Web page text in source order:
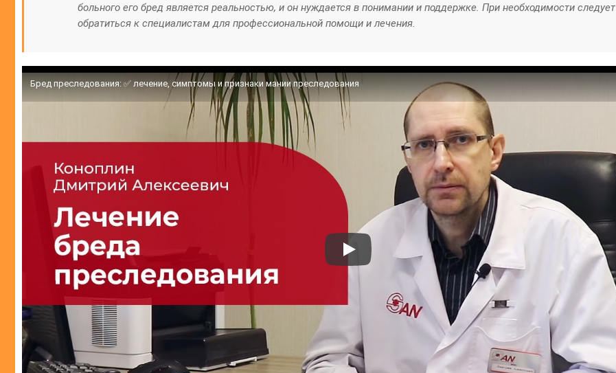
больного его бред является реальностью, и он нуждается в понимании и поддержке. При необходимости следует
обратиться к специалистам для профессиональной помощи и лечения.
Бред преследования: ✅ лечение, симптомы и признаки мании преследования